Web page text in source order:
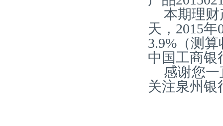
本期理财
天，2015
3.9%（测
中国工商银
感谢您
关注泉州银